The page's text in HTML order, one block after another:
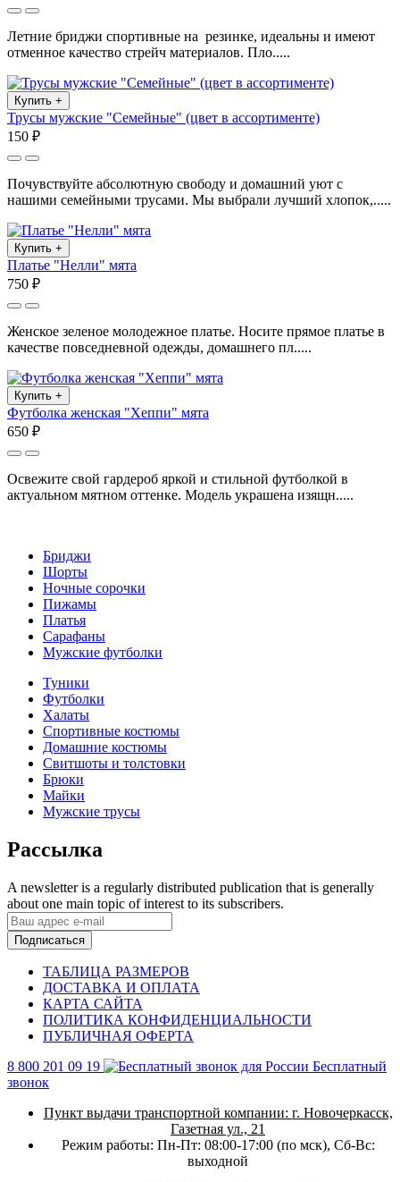
Летние бриджи спортивные на резинке, идеальны и имеют
отменное качество стрейч материалов. Пло.....
Купить +
Трусы мужские "Семейные" (цвет в ассортименте)
150 ₽
Почувствуйте абсолютную свободу и домашний уют с
нашими семейными трусами. Мы выбрали лучший хлопок,.....
Купить +
Платье "Нелли" мята
750 ₽
Женское зеленое молодежное платье. Носите прямое платье в
качестве повседневной одежды, домашнего пл.....
Купить +
Футболка женская "Хеппи" мята
650 ₽
Освежите свой гардероб яркой и стильной футболкой в
актуальном мятном оттенке. Модель украшена изящн.....
Бриджи
Шорты
Ночные сорочки
Пижамы
Платья
Сарафаны
Мужские футболки
Туники
Футболки
Халаты
Спортивные костюмы
Домашние костюмы
Свитшоты и толстовки
Брюки
Майки
Мужские трусы
Рассылка
A newsletter is a regularly distributed publication that is generally
about one main topic of interest to its subscribers.
Подписаться
ТАБЛИЦА РАЗМЕРОВ
ДОСТАВКА И ОПЛАТА
КАРТА САЙТА
ПОЛИТИКА КОНФИДЕНЦИАЛЬНОСТИ
ПУБЛИЧНАЯ ОФЕРТА
8 800 201 09 19
Бесплатный
звонок
Пункт выдачи транспортной компании: г. Новочеркасск,
Газетная ул., 21
Режим работы: Пн-Пт: 08:00-17:00 (по мск), Сб-Вс:
выходной